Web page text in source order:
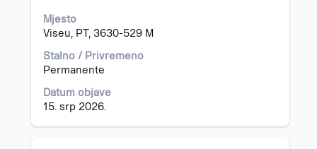
Mjesto
Viseu, PT, 3630-529 M
Stalno / Privremeno
Permanente
Datum objave
15. srp 2026.
prikazali
čitav
sadržaj
informacija
poslu.